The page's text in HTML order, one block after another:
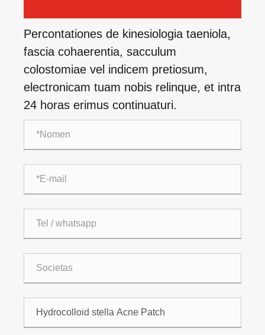
Percontationes de kinesiologia taeniola,
fascia cohaerentia, sacculum
colostomiae vel indicem pretiosum,
electronicam tuam nobis relinque, et intra
24 horas erimus continuaturi.